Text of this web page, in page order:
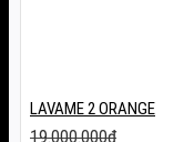
LAVAME 2 ORANGE
19.000.000₫